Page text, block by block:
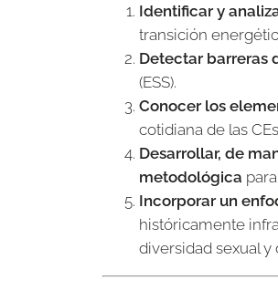
Identificar y
transición
Detectar barreras
(ESS).
Conocer los
cotidiana de las
Desarrollar, de
metodológica
Incorporar un
históricamente
diversidad sexual y